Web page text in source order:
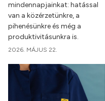
mindennapjainkat: hatással
van a közérzetünkre, a
pihenésünkre és még a
produktivitásunkra is.
2026. MÁJUS 22.